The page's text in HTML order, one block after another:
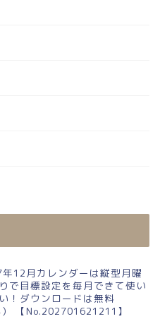
12月カレンダーは縦型月曜
で目標設定を毎月できて使い
！ダウンロードは無料
） 【No.202701621211】